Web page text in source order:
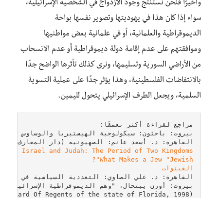
وأخيرًا فنحن نستنتج وجود الازدواج في الشخصية الإسرائيلية،
سواء إذا كان هذا في يهوديتها وتصوير نفسها بواحة
الديموقراطية والعلمانية، أو في علمانية بعض مواطنيها
وموافقتهم على عدم إقامة دولة ديموقراطية أو عدم الانسحاب
من الأراضي السورية وتسليمها، ونرى كذلك تأثرها الواضح جدًا
بالانتفاضات الفلسطينية، وهذا يؤثر جدًا على عملية التسوية
السلمية، ويجعل الطرف الإسرائيلي يتحول لليمين.
القاهرة: د. أسعد غانم: الصهيونية (دار المعارف ط1 س2000).
Israel and Judah: The Period of Two Kingdoms
What Makes a Jew "Jewish"?
الغيتوات